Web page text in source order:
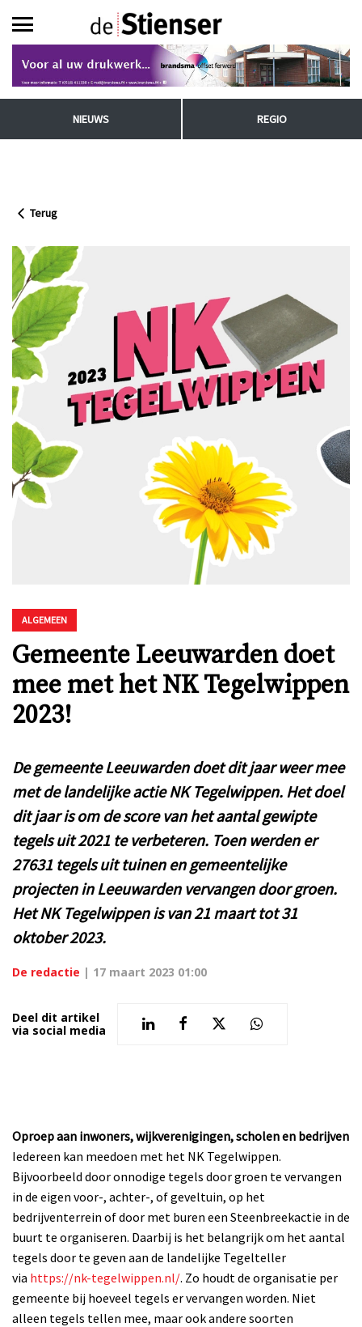
NIEUWS REGIO
Terug
ALGEMEEN
Gemeente Leeuwarden doet
mee met het NK Tegelwippen
2023!
De gemeente Leeuwarden doet dit jaar weer mee
met de landelijke actie NK Tegelwippen. Het doel
dit jaar is om de score van het aantal gewipte
tegels uit 2021 te verbeteren. Toen werden er
27631 tegels uit tuinen en gemeentelijke
projecten in Leeuwarden vervangen door groen.
Het NK Tegelwippen is van 21 maart tot 31
oktober 2023.
De redactie | 17 maart 2023 01:00
Deel dit artikel
via social media
Oproep aan inwoners, wijkverenigingen, scholen en bedrijven
Iedereen kan meedoen met het NK Tegelwippen.
Bijvoorbeeld door onnodige tegels door groen te vervangen
in de eigen voor-, achter-, of geveltuin, op het
bedrijventerrein of door met buren een Steenbreekactie in de
buurt te organiseren. Daarbij is het belangrijk om het aantal
tegels door te geven aan de landelijke Tegelteller
via https://nk-tegelwippen.nl/. Zo houdt de organisatie per
gemeente bij hoeveel tegels er vervangen worden. Niet
alleen tegels tellen mee, maar ook andere soorten